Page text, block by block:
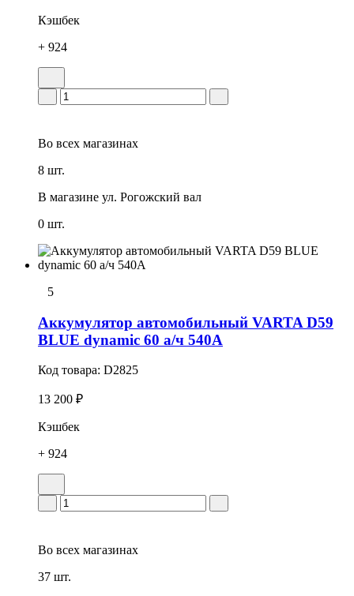
Кэшбек
+ 924
Во всех магазинах
8 шт.
В магазине ул. Рогожский вал
0 шт.
5
Аккумулятор автомобильный VARTA D59
BLUE dynamic 60 а/ч 540А
Код товара: D2825
13 200 ₽
Кэшбек
+ 924
Во всех магазинах
37 шт.